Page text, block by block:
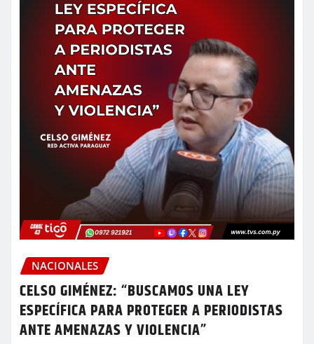
NACIONALES
CELSO GIMÉNEZ: “BUSCAMOS UNA LEY
ESPECÍFICA PARA PROTEGER A PERIODISTAS
ANTE AMENAZAS Y VIOLENCIA”